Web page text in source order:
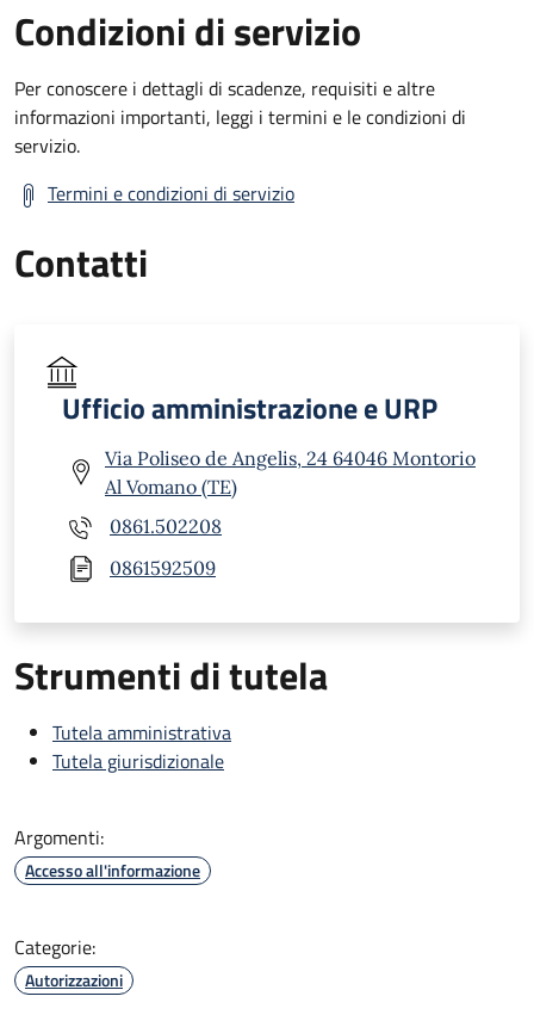
Condizioni di servizio
Per conoscere i dettagli di scadenze, requisiti e altre
informazioni importanti, leggi i termini e le condizioni di
servizio.
Termini e condizioni di servizio
Contatti
Ufficio amministrazione e URP
Via Poliseo de Angelis, 24 64046 Montorio
Al Vomano (TE)
0861.502208
0861592509
Strumenti di tutela
Tutela amministrativa
Tutela giurisdizionale
Argomenti:
Accesso all'informazione
Categorie:
Autorizzazioni